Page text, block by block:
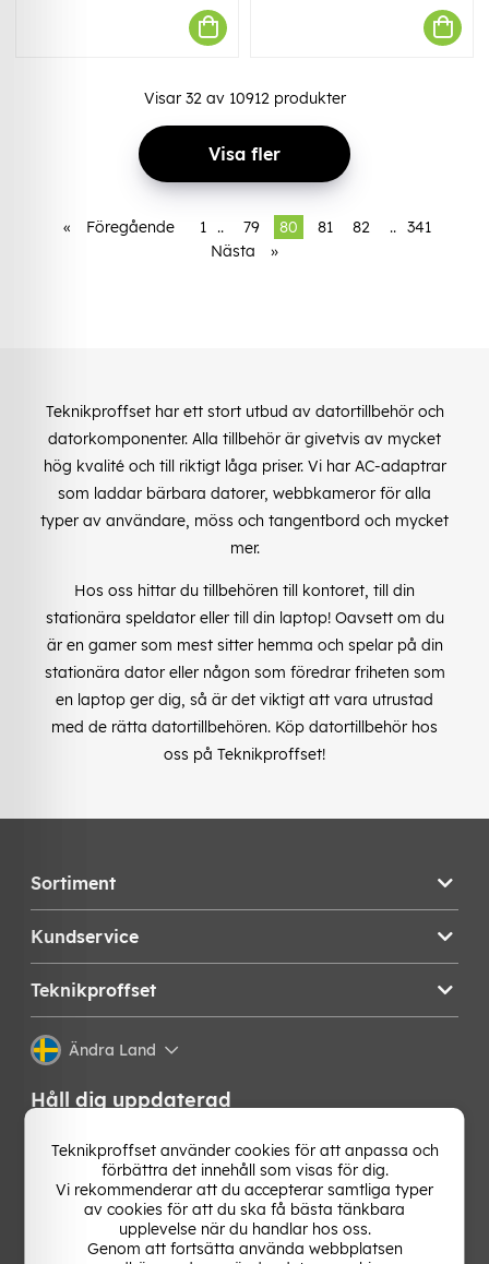
Visar 32av 10912produkter
Visa fler
« Föregående 1 .. 79 80 81 82 .. 341
Nästa
»
Teknikproffset har ett stort utbud av datortillbehör och
datorkomponenter. Alla tillbehör är givetvis av mycket
hög kvalité och till riktigt låga priser. Vi har AC-adaptrar
som laddar bärbara datorer, webbkameror för alla
typer av användare, möss och tangentbord och mycket
mer.
Hos oss hittar du tillbehören till kontoret, till din
stationära speldator eller till din laptop! Oavsett om du
är en gamer som mest sitter hemma och spelar på din
stationära dator eller någon som föredrar friheten som
en laptop ger dig, så är det viktigt att vara utrustad
med de rätta datortillbehören. Köp datortillbehör hos
oss på Teknikproffset!
Sortiment
Kundservice
Teknikproffset
Ändra Land
Håll dig uppdaterad
Få de senaste nyheterna, hetaste erbjudandena och
bästa tipsen från oss direkt i din mejlkorg. Signa upp på
vårt nyhetsbrev!
Teknikproffset använder cookies för att anpassa och
förbättra det innehåll som visas för dig.
Vi rekommenderar att du accepterar samtliga typer
av cookies för att du ska få bästa tänkbara
upplevelse när du handlar hos oss.
Genom att fortsätta använda webbplatsen